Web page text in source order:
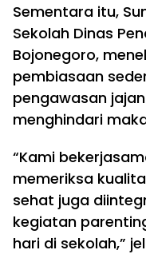
Sementara itu,
Sekolah Dinas
Bojonegoro,
pembiasaan
pengawasan
menghindari
“Kami
memeriksa
sehat juga
kegiatan
hari di sekolah,”